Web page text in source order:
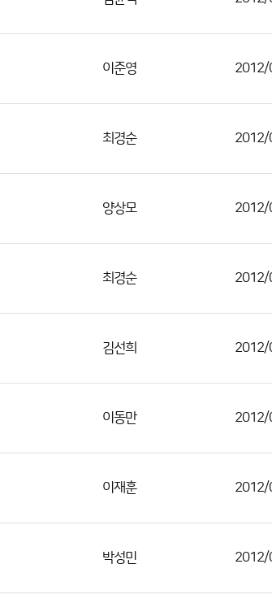
이준영 2012/
최경순 2012/
양상모 2012/
최경순 2012/
김선희 2012/
이동만 2012/
이재훈 2012/
박성민 2012/